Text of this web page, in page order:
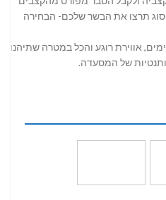
סוג תרצו את הבשר שלכם- הבחירה
אווירת רוגע והכל במטרה שתיהנו
של המסעדה.